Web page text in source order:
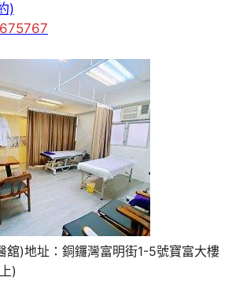
)
舘)地址：銅鑼灣富明街1-5號寶富大樓
)